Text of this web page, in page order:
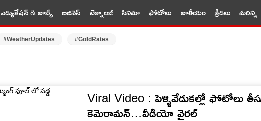
ఎడ్యుకేషన్ & జాబ్స్ బిజినెస్ టెక్నాలజీ సినిమా ఫోటోలు జాతీయం క్రీడలు మరిన్ని
#WeatherUpdates #GoldRates
Viral Video : పెళ్ళివేడుకల్లో ఫోటోలు
కెమెరామన్…వీడియో వైరల్